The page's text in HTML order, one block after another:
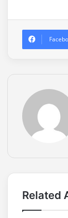
Related